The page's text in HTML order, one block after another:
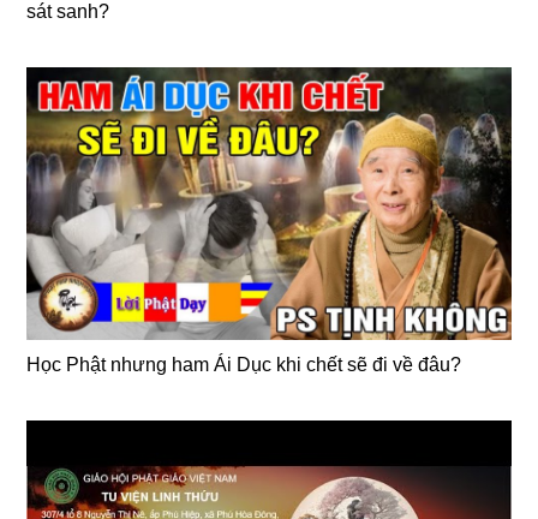
sát sanh?
Học Phật nhưng ham Ái Dục khi chết sẽ đi về đâu?